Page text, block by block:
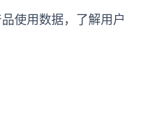
使用数据，了解用户